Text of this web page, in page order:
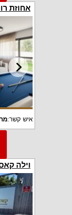
אחוזת
איש קשר:
וילה